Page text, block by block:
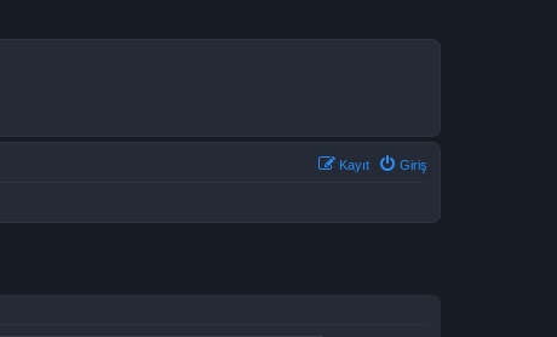
Giriş
Kayıt